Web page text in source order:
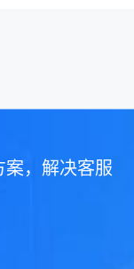
，解决客服